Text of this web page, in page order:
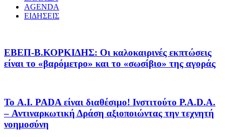
AGENDA
ΕΙΔΗΣΕΙΣ
EΒΕΠ-Β.ΚΟΡΚΙΔΗΣ: Οι καλοκαιρινές εκπτώσεις
είναι το «βαρόμετρο» και το «σωσίβιο» της αγοράς
Το A.I. PADA είναι διαθέσιμο! Ινστιτούτο P.A.D.A.
– Αντιναρκωτική Δράση αξιοποιώντας την τεχνητή
νοημοσύνη